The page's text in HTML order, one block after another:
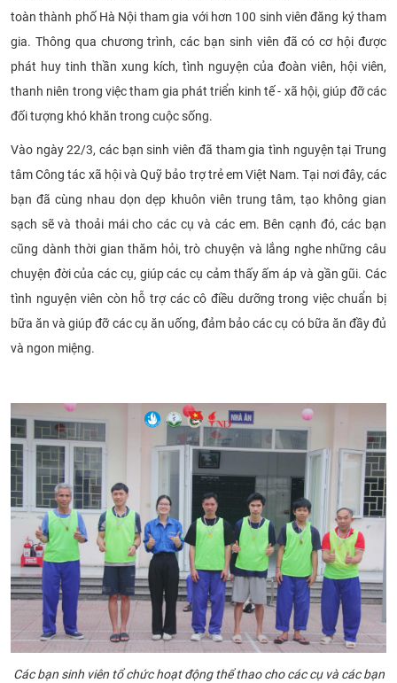
toàn thành phố Hà Nội tham gia với hơn 100 sinh viên đăng ký tham
gia. Thông qua chương trình, các bạn sinh viên đã có cơ hội được
phát huy tinh thần xung kích, tình nguyện của đoàn viên, hội viên,
thanh niên trong việc tham gia phát triển kinh tế - xã hội, giúp đỡ các
đối tượng khó khăn trong cuộc sống.
Vào ngày 22/3, các bạn sinh viên đã tham gia tình nguyện tại Trung
tâm Công tác xã hội và Quỹ bảo trợ trẻ em Việt Nam. Tại nơi đây, các
bạn đã cùng nhau dọn dẹp khuôn viên trung tâm, tạo không gian
sạch sẽ và thoải mái cho các cụ và các em. Bên cạnh đó, các bạn
cũng dành thời gian thăm hỏi, trò chuyện và lắng nghe những câu
chuyện đời của các cụ, giúp các cụ cảm thấy ấm áp và gần gũi. Các
tình nguyện viên còn hỗ trợ các cô điều dưỡng trong việc chuẩn bị
bữa ăn và giúp đỡ các cụ ăn uống, đảm bảo các cụ có bữa ăn đầy đủ
và ngon miệng.
Các bạn sinh viên tổ chức hoạt động thể thao cho các cụ và các bạn